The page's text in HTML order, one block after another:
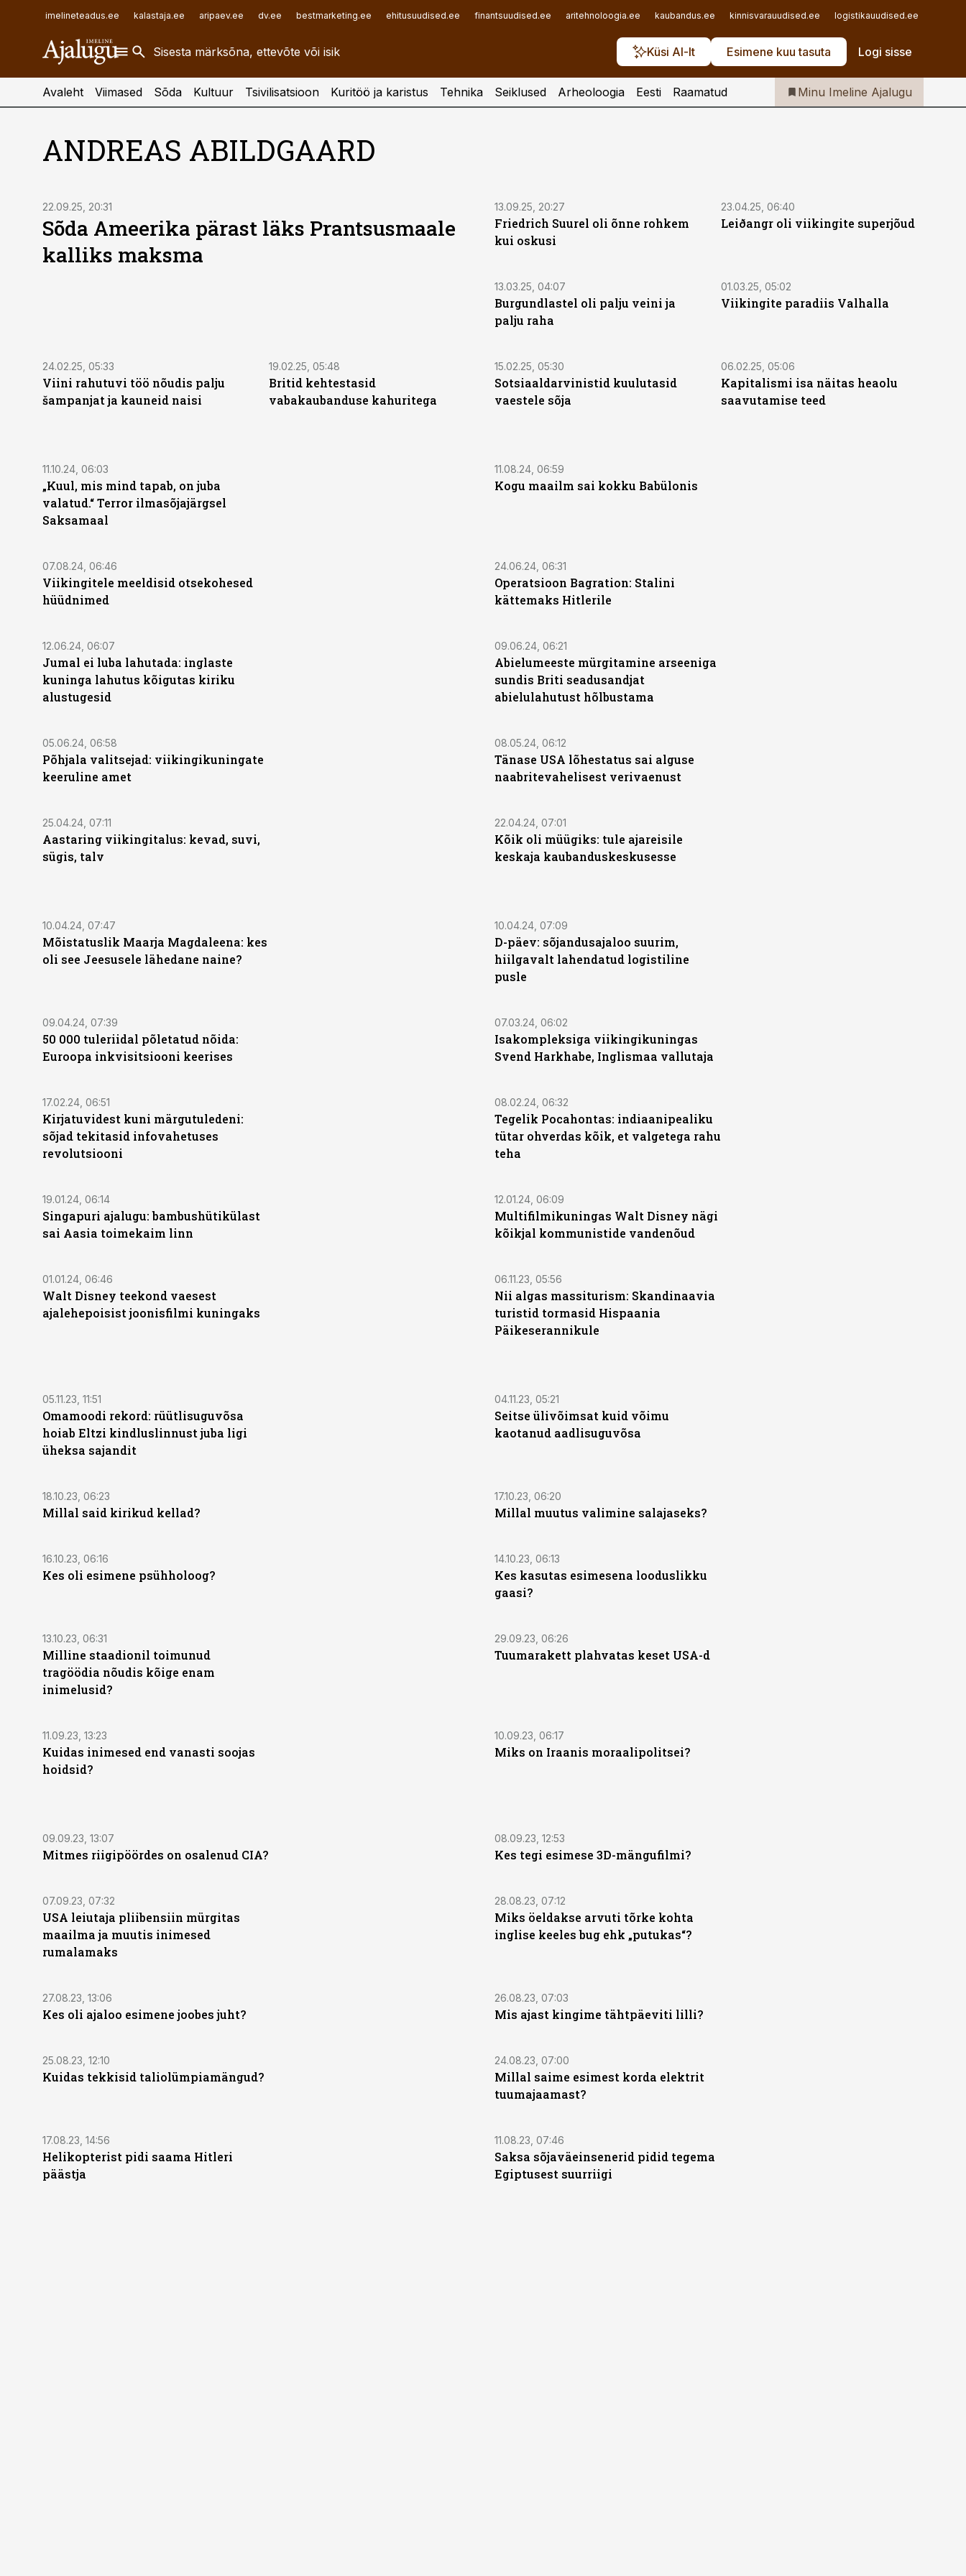
imelineteadus.ee kalastaja.ee aripaev.ee dv.ee bestmarketing.ee ehitusuudised.ee finantsuudised.ee aritehnoloogia.ee kaubandus.ee kinnisvarauudised.ee logistikauudised.ee
Küsi AI-lt Esimene kuu tasuta Logi sisse
finantsuudised.ee
aritehnoloogia.ee
toostusuudised.ee
Iseteenindus
Telli Imeline Ajalugu
Avaleht Viimased Sõda Kultuur Tsivilisatsioon Kuritöö ja karistus Tehnika Seiklused Arheoloogia Eesti Raamatud Minu Imeline Ajalugu
ANDREAS ABILDGAARD
22.09.25, 20:31
Sõda Ameerika pärast läks Prantsusmaale
kalliks maksma
13.09.25, 20:27
Friedrich Suurel oli õnne rohkem
kui oskusi
23.04.25, 06:40
Leiðangr oli viikingite superjõud
13.03.25, 04:07
Burgundlastel oli palju veini ja
palju raha
01.03.25, 05:02
Viikingite paradiis Valhalla
24.02.25, 05:33
Viini rahutuvi töö nõudis palju
šampanjat ja kauneid naisi
19.02.25, 05:48
Britid kehtestasid
vabakaubanduse kahuritega
15.02.25, 05:30
Sotsiaaldarvinistid kuulutasid
vaestele sõja
06.02.25, 05:06
Kapitalismi isa näitas heaolu
saavutamise teed
11.10.24, 06:03
„Kuul, mis mind tapab, on juba
valatud.“ Terror ilmasõjajärgsel
Saksamaal
11.08.24, 06:59
Kogu maailm sai kokku Babülonis
07.08.24, 06:46
Viikingitele meeldisid otsekohesed
hüüdnimed
24.06.24, 06:31
Operatsioon Bagration: Stalini
kättemaks Hitlerile
12.06.24, 06:07
Jumal ei luba lahutada: inglaste
kuninga lahutus kõigutas kiriku
alustugesid
09.06.24, 06:21
Abielumeeste mürgitamine arseeniga
sundis Briti seadusandjat
abielulahutust hõlbustama
05.06.24, 06:58
Põhjala valitsejad: viikingikuningate
keeruline amet
08.05.24, 06:12
Tänase USA lõhestatus sai alguse
naabritevahelisest verivaenust
25.04.24, 07:11
Aastaring viikingitalus: kevad, suvi,
sügis, talv
22.04.24, 07:01
Kõik oli müügiks: tule ajareisile
keskaja kaubanduskeskusesse
10.04.24, 07:47
Mõistatuslik Maarja Magdaleena: kes
oli see Jeesusele lähedane naine?
10.04.24, 07:09
D-päev: sõjandusajaloo suurim,
hiilgavalt lahendatud logistiline
pusle
09.04.24, 07:39
50 000 tuleriidal põletatud nõida:
Euroopa inkvisitsiooni keerises
07.03.24, 06:02
Isakompleksiga viikingikuningas
Svend Harkhabe, Inglismaa vallutaja
17.02.24, 06:51
Kirjatuvidest kuni märgutuledeni:
sõjad tekitasid infovahetuses
revolutsiooni
08.02.24, 06:32
Tegelik Pocahontas: indiaanipealiku
tütar ohverdas kõik, et valgetega rahu
teha
19.01.24, 06:14
Singapuri ajalugu: bambushütikülast
sai Aasia toimekaim linn
12.01.24, 06:09
Multifilmikuningas Walt Disney nägi
kõikjal kommunistide vandenõud
01.01.24, 06:46
Walt Disney teekond vaesest
ajalehepoisist joonisfilmi kuningaks
06.11.23, 05:56
Nii algas massiturism: Skandinaavia
turistid tormasid Hispaania
Päikeserannikule
05.11.23, 11:51
Omamoodi rekord: rüütlisuguvõsa
hoiab Eltzi kindluslinnust juba ligi
üheksa sajandit
04.11.23, 05:21
Seitse ülivõimsat kuid võimu
kaotanud aadlisuguvõsa
18.10.23, 06:23
Millal said kirikud kellad?
17.10.23, 06:20
Millal muutus valimine salajaseks?
16.10.23, 06:16
Kes oli esimene psühholoog?
14.10.23, 06:13
Kes kasutas esimesena looduslikku
gaasi?
13.10.23, 06:31
Milline staadionil toimunud
tragöödia nõudis kõige enam
inimelusid?
29.09.23, 06:26
Tuumarakett plahvatas keset USA-d
11.09.23, 13:23
Kuidas inimesed end vanasti soojas
hoidsid?
10.09.23, 06:17
Miks on Iraanis moraalipolitsei?
09.09.23, 13:07
Mitmes riigipöördes on osalenud CIA?
08.09.23, 12:53
Kes tegi esimese 3D-mängufilmi?
07.09.23, 07:32
USA leiutaja pliibensiin mürgitas
maailma ja muutis inimesed
rumalamaks
28.08.23, 07:12
Miks öeldakse arvuti tõrke kohta
inglise keeles bug ehk „putukas“?
27.08.23, 13:06
Kes oli ajaloo esimene joobes juht?
26.08.23, 07:03
Mis ajast kingime tähtpäeviti lilli?
25.08.23, 12:10
Kuidas tekkisid taliolümpiamängud?
24.08.23, 07:00
Millal saime esimest korda elektrit
tuumajaamast?
17.08.23, 14:56
Helikopterist pidi saama Hitleri
päästja
11.08.23, 07:46
Saksa sõjaväeinsenerid pidid tegema
Egiptusest suurriigi